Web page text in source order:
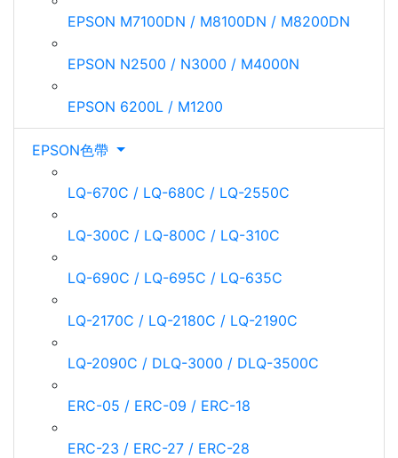
EPSON M7100DN / M8100DN / M8200DN
EPSON N2500 / N3000 / M4000N
EPSON 6200L / M1200
EPSON色帶
LQ-670C / LQ-680C / LQ-2550C
LQ-300C / LQ-800C / LQ-310C
LQ-690C / LQ-695C / LQ-635C
LQ-2170C / LQ-2180C / LQ-2190C
LQ-2090C / DLQ-3000 / DLQ-3500C
ERC-05 / ERC-09 / ERC-18
ERC-23 / ERC-27 / ERC-28